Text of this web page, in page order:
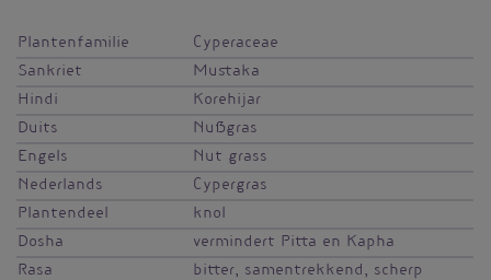
Plantenfamilie
Cyperaceae
Sankriet
Mustaka
Hindi
Korehijar
Duits
Nußgras
Engels
Nut grass
Nederlands
Cypergras
Plantendeel
knol
Dosha
vermindert Pitta en Kapha
Rasa
bitter, samentrekkend, scherp